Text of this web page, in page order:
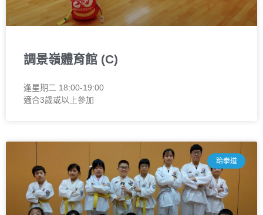
調景嶺體育館 (C)
逢星期二 18:00-19:00
適合3歲或以上參加
跆拳道